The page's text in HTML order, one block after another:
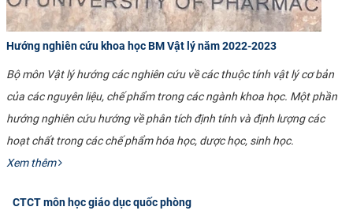
Hướng nghiên cứu khoa học BM Vật lý năm 2022-2023
Bộ môn Vật lý hướng các nghiên cứu về các thuộc tính vật lý cơ bản
của các nguyên liệu, chế phẩm trong các ngành khoa học. Một phần
hướng nghiên cứu hướng về phân tích định tính và định lượng các
hoạt chất trong các chế phẩm hóa học, dược học, sinh học.
Xem thêm
CTCT môn học giáo dục quốc phòng